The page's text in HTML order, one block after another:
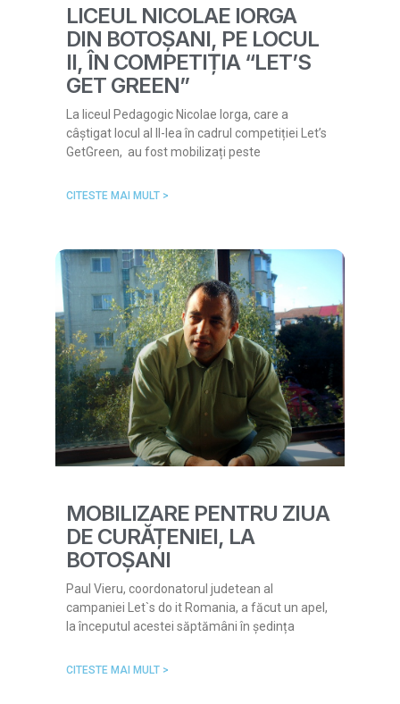
LICEUL NICOLAE IORGA
DIN BOTOȘANI, PE LOCUL
II, ÎN COMPETIȚIA “LET’S
GET GREEN”
La liceul Pedagogic Nicolae Iorga, care a
câștigat locul al II-lea în cadrul competiției Let’s
GetGreen, au fost mobilizați peste
CITESTE MAI MULT >
MOBILIZARE PENTRU ZIUA
DE CURĂȚENIEI, LA
BOTOȘANI
Paul Vieru, coordonatorul judetean al
campaniei Let`s do it Romania, a făcut un apel,
la începutul acestei săptămâni în ședința
CITESTE MAI MULT >